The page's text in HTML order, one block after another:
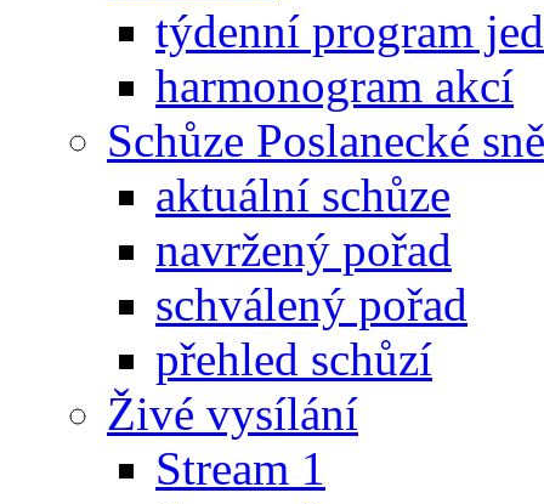
týdenní program
harmonogram akcí
Schůze Poslanecké
aktuální schůze
navržený pořad
schválený pořad
přehled schůzí
Živé vysílání
Stream 1